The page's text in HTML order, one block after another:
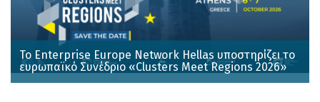
Το Enterprise Europe Network Hellas υποστηρίζει το
ευρωπαϊκό Συνέδριο «Clusters Meet Regions 2026»